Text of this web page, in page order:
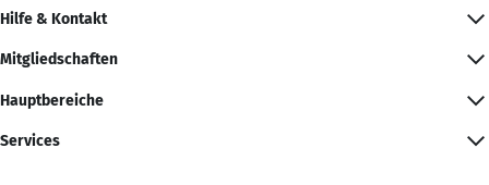
Hilfe & Kontakt
Mitgliedschaften
Hauptbereiche
Services